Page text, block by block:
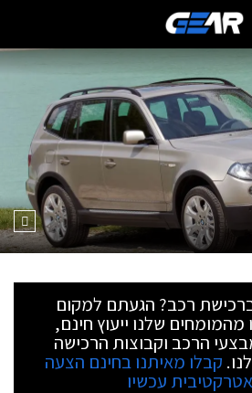
ברכישת רכב? הגעתם למקום
מהמומחים שלנו ייעוץ חינם,
הרכב וקבוצות הרכישה
קבלו מאיתנו בחינם הצעה
אטרקטיבית עכשיו